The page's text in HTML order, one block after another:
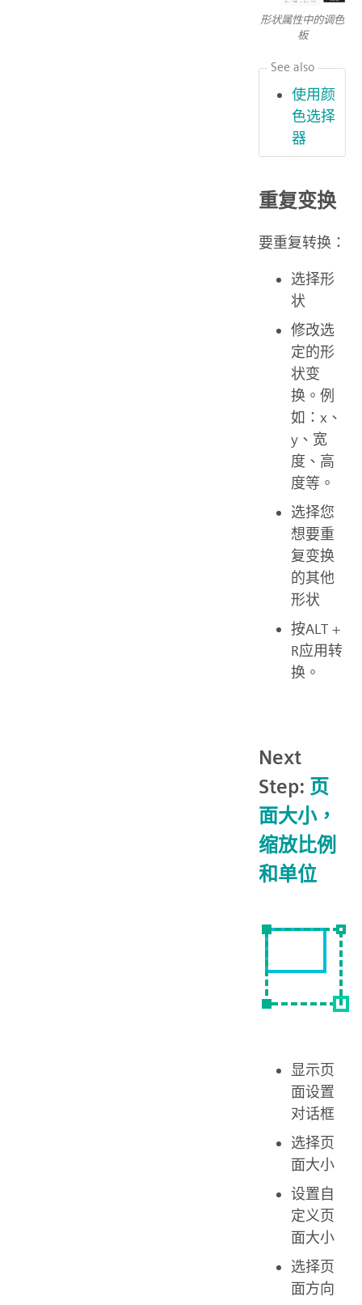
形状属性中的调色
板
使用颜
色选择
器
See also
重复变换
要重复转换：
选择形
状
修改选
定的形
状变
换。例
如：x、
y、宽
度、高
度等。
选择您
想要重
复变换
的其他
形状
按ALT +
R应用转
换。
Next
Step: 页
面大小，
缩放比例
和单位
显示页
面设置
对话框
选择页
面大小
设置自
定义页
面大小
选择页
面方向